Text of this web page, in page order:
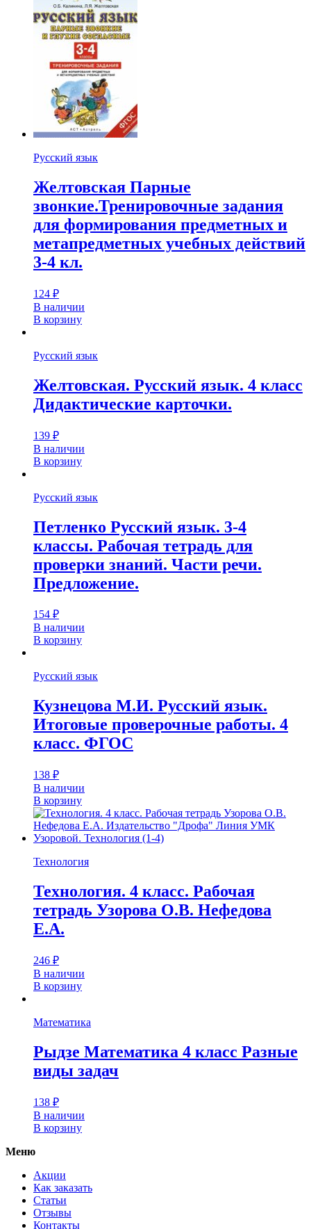
Русский язык
Желтовская Парные
звонкие.Тренировочные задания
для формирования предметных и
метапредметных учебных действий
3-4 кл.
124 ₽
В наличии
В корзину
Русский язык
Желтовская. Русский язык. 4 класс
Дидактические карточки.
139 ₽
В наличии
В корзину
Русский язык
Петленко Русский язык. 3-4
классы. Рабочая тетрадь для
проверки знаний. Части речи.
Предложение.
154 ₽
В наличии
В корзину
Русский язык
Кузнецова М.И. Русский язык.
Итоговые проверочные работы. 4
класс. ФГОС
138 ₽
В наличии
В корзину
Технология
Технология. 4 класс. Рабочая
тетрадь Узорова О.В. Нефедова
Е.А.
246 ₽
В наличии
В корзину
Математика
Рыдзе Математика 4 класс Разные
виды задач
138 ₽
В наличии
В корзину
Меню
Акции
Как заказать
Статьи
Отзывы
Контакты